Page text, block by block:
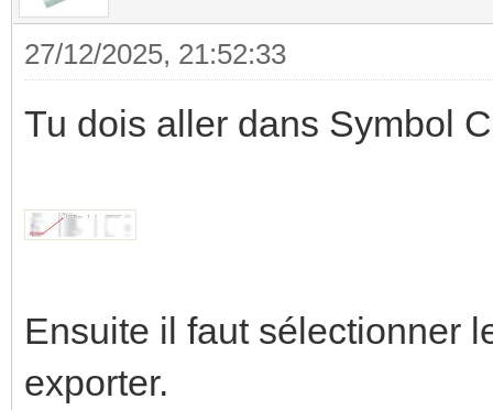
27/12/2025, 21:52:33
Tu dois aller dans Symbol
Ensuite il faut sélectionner
exporter.